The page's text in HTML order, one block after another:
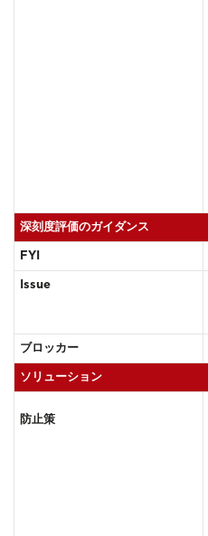
深刻度評価のガイダンス
FYI
Issue
ブロッカー
ソリューション
防止策